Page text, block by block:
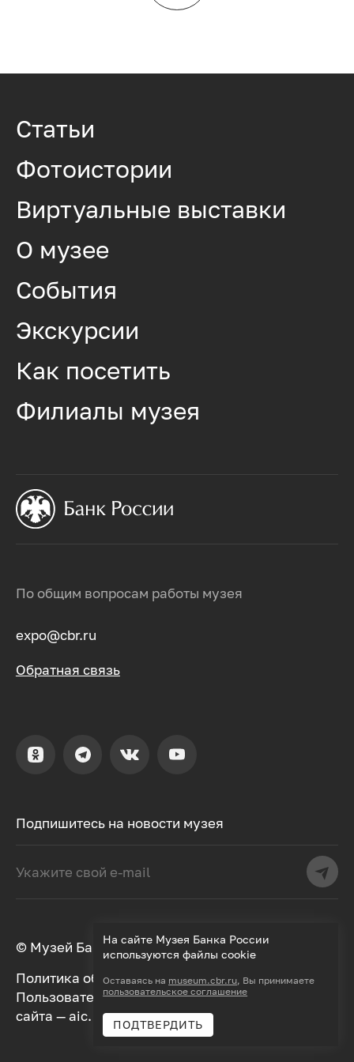
Подпишитесь на новости музея
По общим вопросам работы музея
expo@cbr.ru
Обратная связь
Статьи
Фотоистории
Виртуальные выставки
О музее
События
Экскурсии
Как посетить
Филиалы музея
© Музей Банка России, 2000–2026
Политика обработки персональных данных
Пользовательское соглашение
сайта — aic. Разработка —
На сайте Музея Банка России
используются файлы cookie
Оставаясь на museum.cbr.ru, Вы принимаете
пользовательское соглашение
ПОДТВЕРДИТЬ